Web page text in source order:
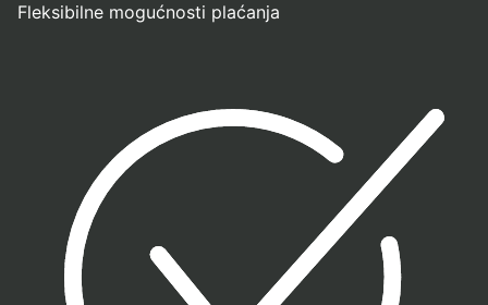
Fleksibilne mogućnosti plaćanja